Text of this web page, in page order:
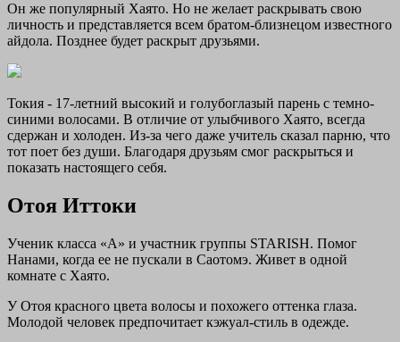
Он же популярный Хаято. Но не желает раскрывать свою
личность и представляется всем братом-близнецом известного
айдола. Позднее будет раскрыт друзьями.
Токия - 17-летний высокий и голубоглазый парень с темно-
синими волосами. В отличие от улыбчивого Хаято, всегда
сдержан и холоден. Из-за чего даже учитель сказал парню, что
тот поет без души. Благодаря друзьям смог раскрыться и
показать настоящего себя.
Отоя Иттоки
Ученик класса «А» и участник группы STARISH. Помог
Нанами, когда ее не пускали в Саотомэ. Живет в одной
комнате с Хаято.
У Отоя красного цвета волосы и похожего оттенка глаза.
Молодой человек предпочитает кэжуал-стиль в одежде.